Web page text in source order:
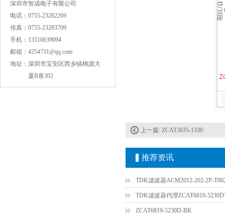
村田电感LQW15AN47NG80D
深圳市智成电子有限公司
电话： 0755-23282269
传真： 0755-23283709
手机： 13510639094
邮箱： 4254731@qq.com
地址： 深圳市宝安区西乡镇桃源大
厦B座302
上一篇: ZCAT3035-1330
推荐资讯
TDK滤波器ACM2012-202-2P-
TDK滤波器代理ZCAT6819-
ZCAT6819-5230D-BK